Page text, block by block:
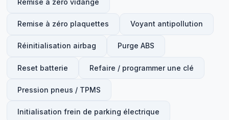
Remise à zéro vidange
Remise à zéro plaquettes Voyant antipollution
Réinitialisation airbag Purge ABS
Reset batterie Refaire / programmer une clé
Pression pneus / TPMS
Initialisation frein de parking électrique